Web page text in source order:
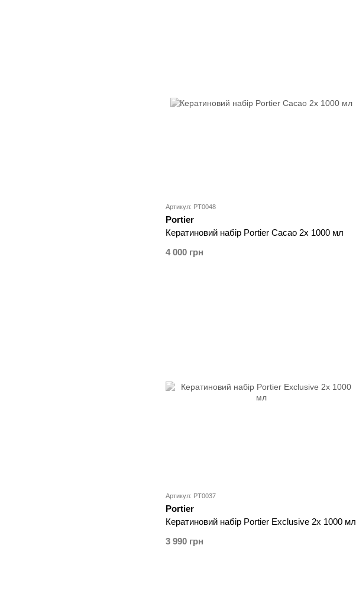
Артикул: PT0048
Portier
Кератиновий набір Portier Cacao 2x 1000 мл
4 000 грн
Артикул: PT0037
Portier
Кератиновий набір Portier Exclusive 2x 1000 мл
3 990 грн